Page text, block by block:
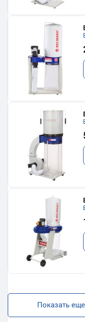
Показать еще